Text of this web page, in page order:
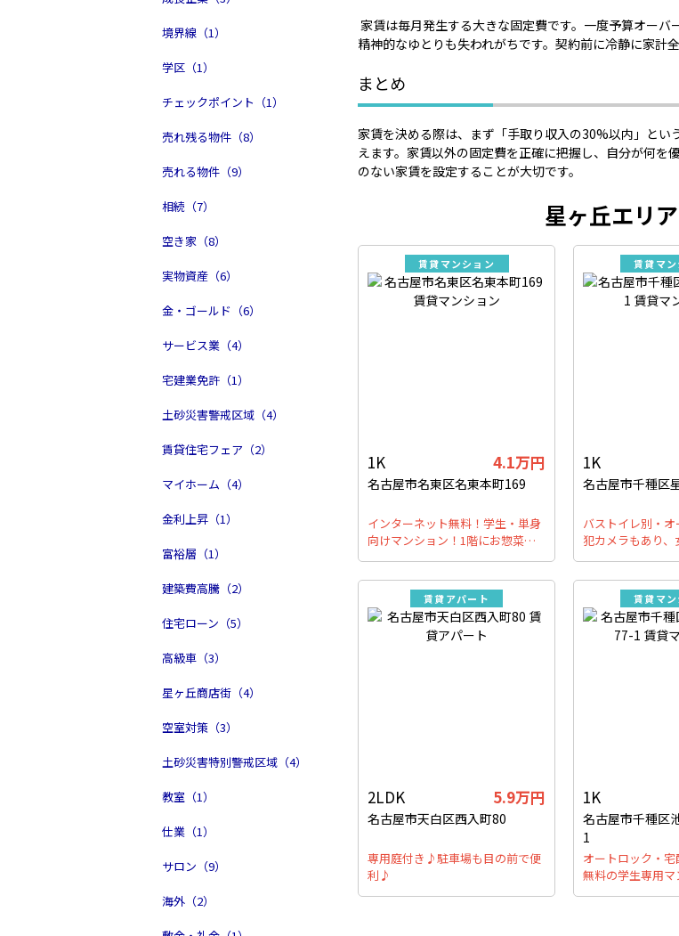
境界線（1）
学区（1）
チェックポイント（1）
売れ残る物件（8）
売れる物件（9）
相続（7）
空き家（8）
実物資産（6）
金・ゴールド（6）
サービス業（4）
宅建業免許（1）
土砂災害警戒区域（4）
賃貸住宅フェア（2）
マイホーム（4）
金利上昇（1）
富裕層（1）
建築費高騰（2）
住宅ローン（5）
高級車（3）
星ヶ丘商店街（4）
空室対策（3）
土砂災害特別警戒区域（4）
教室（1）
仕業（1）
サロン（9）
海外（2）
家賃は毎月発生する大きな固定費です。一度予算オーバ
精神的なゆとりも失われがちです。契約前に冷静に家計
まとめ
家賃を決める際は、まず「手取り収入の30%以内」と
えます。家賃以外の固定費を正確に把握し、自分が何を
のない家賃を設定することが大切です。
星ヶ丘エリ
賃貸マンション
1K 4.1万円
名古屋市名東区名東本町169
インターネット無料！学生・単身
向けマンション！1階にお惣菜…
賃貸マ
1K
名古屋市千種区
バストイレ別・
犯カメラもあり
賃貸アパート
2LDK 5.9万円
名古屋市天白区西入町80
専用庭付き♪駐車場も目の前で便
利♪
賃貸マ
1K
名古屋市千種区
1
オートロック・宅
無料の学生専用マ